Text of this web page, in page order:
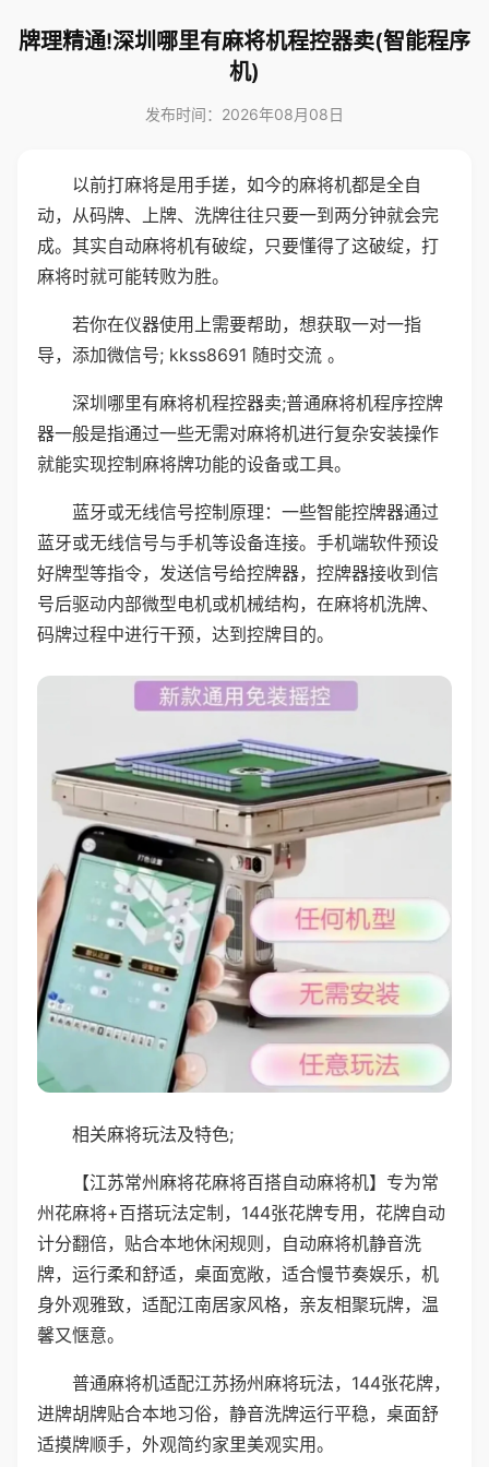
牌理精通!深圳哪里有麻将机程控器卖(智能程序
机)
发布时间：2026年08月08日
以前打麻将是用手搓，如今的麻将机都是全自
动，从码牌、上牌、洗牌往往只要一到两分钟就会完
成。其实自动麻将机有破绽，只要懂得了这破绽，打
麻将时就可能转败为胜。
若你在仪器使用上需要帮助，想获取一对一指
导，添加微信号; kkss8691 随时交流 。
深圳哪里有麻将机程控器卖;普通麻将机程序控牌
器一般是指通过一些无需对麻将机进行复杂安装操作
就能实现控制麻将牌功能的设备或工具。
蓝牙或无线信号控制原理：一些智能控牌器通过
蓝牙或无线信号与手机等设备连接。手机端软件预设
好牌型等指令，发送信号给控牌器，控牌器接收到信
号后驱动内部微型电机或机械结构，在麻将机洗牌、
码牌过程中进行干预，达到控牌目的。
相关麻将玩法及特色;
【江苏常州麻将花麻将百搭自动麻将机】专为常
州花麻将+百搭玩法定制，144张花牌专用，花牌自动
计分翻倍，贴合本地休闲规则，自动麻将机静音洗
牌，运行柔和舒适，桌面宽敞，适合慢节奏娱乐，机
身外观雅致，适配江南居家风格，亲友相聚玩牌，温
馨又惬意。
普通麻将机适配江苏扬州麻将玩法，144张花牌，
进牌胡牌贴合本地习俗，静音洗牌运行平稳，桌面舒
适摸牌顺手，外观简约家里美观实用。